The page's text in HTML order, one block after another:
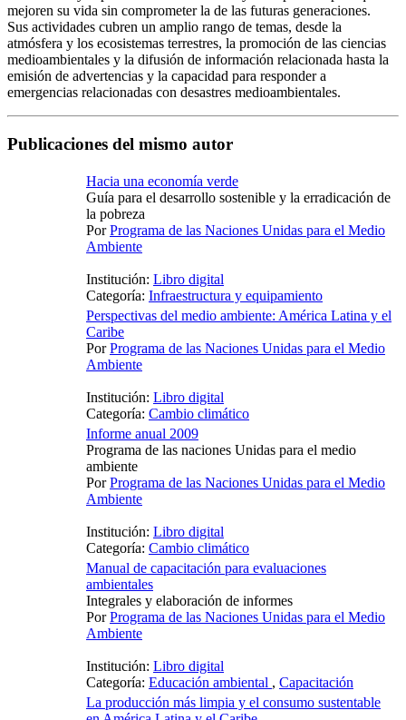
mejoren su vida sin comprometer la de las futuras generaciones.
Sus actividades cubren un amplio rango de temas, desde la
atmósfera y los ecosistemas terrestres, la promoción de las ciencias
medioambientales y la difusión de información relacionada hasta la
emisión de advertencias y la capacidad para responder a
emergencias relacionadas con desastres medioambientales.
Publicaciones del mismo autor
Hacia una economía verde
Guía para el desarrollo sostenible y la erradicación de
la pobreza
PorPrograma de las Naciones Unidas para el Medio
Ambiente
Institución: Libro digital
Categoría: Infraestructura y equipamiento
Perspectivas del medio ambiente: América Latina y el
Caribe
PorPrograma de las Naciones Unidas para el Medio
Ambiente
Institución: Libro digital
Categoría: Cambio climático
Informe anual 2009
Programa de las naciones Unidas para el medio
ambiente
PorPrograma de las Naciones Unidas para el Medio
Ambiente
Institución: Libro digital
Categoría: Cambio climático
Manual de capacitación para evaluaciones
ambientales
Integrales y elaboración de informes
PorPrograma de las Naciones Unidas para el Medio
Ambiente
Institución: Libro digital
Categoría: Educación ambiental , Capacitación
La producción más limpia y el consumo sustentable